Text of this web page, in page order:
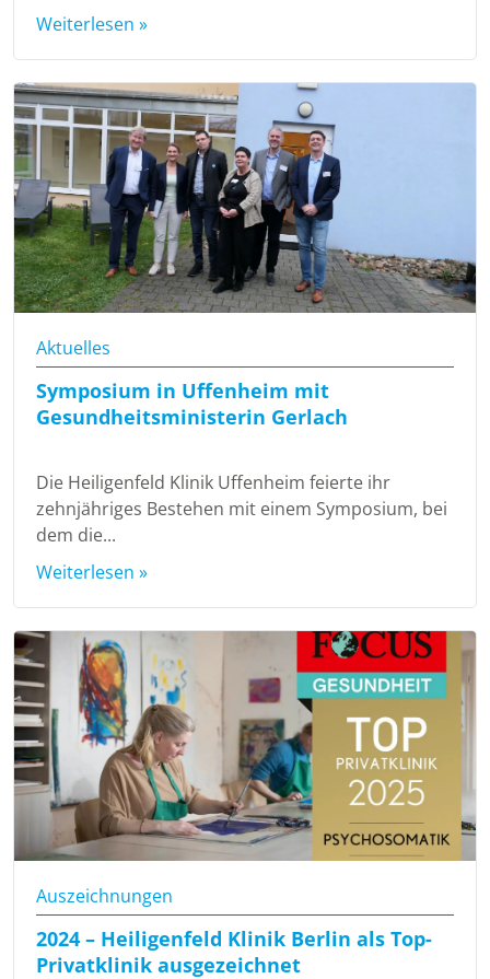
Weiterlesen »
Aktuelles
Symposium in Uffenheim mit
Gesundheitsministerin Gerlach
Die Heiligenfeld Klinik Uffenheim feierte ihr
zehnjähriges Bestehen mit einem Symposium, bei
dem die...
Weiterlesen »
Auszeichnungen
2024 – Heiligenfeld Klinik Berlin als Top-
Privatklinik ausgezeichnet